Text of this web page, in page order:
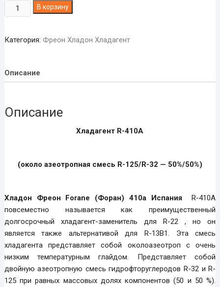
Количество
товара
Фреон
410a
В корзину
Категория: Фреон Хладон Хладагент
Описание
Описание
Хладагент R-410А
(около азеотропная смесь R-125/R-32 — 50%/50%)
Хладон Фреон Forane (Форан) 410a ИспанияR-410А
повсеместно называется как преимущественный
долгосрочный хладагент-заменитель для R-22 , но он
является также альтернативой для R-13B1. Эта смесь
хладагента представляет собой околоазеотроп с очень
низким температурным глайдом. Представляет собой
двойную азеотропную смесь гидрофторуглеродов R-32 и R-
125 при равных массовых долях компонентов (50 и 50 %).